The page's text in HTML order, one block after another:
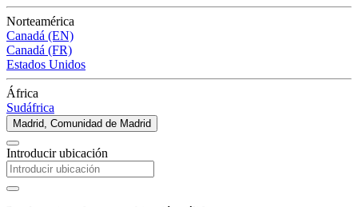
Norteamérica
Canadá (EN)
Canadá (FR)
Estados Unidos
África
Sudáfrica
Madrid, Comunidad de Madrid
Introducir ubicación